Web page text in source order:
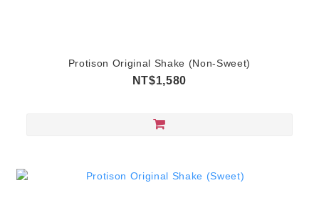
Protison Original Shake (Non-Sweet)
NT$1,580